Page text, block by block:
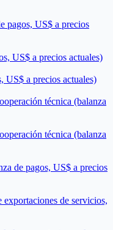
pagos, US$ a precios
US$ a precios actuales)
US$ a precios actuales)
técnica (balanza
técnica (balanza
de pagos, US$ a precios
de servicios,